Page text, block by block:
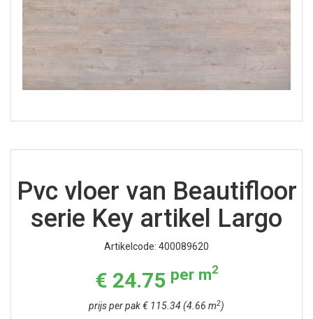
Pvc vloer van Beautifloor
serie Key artikel Largo
Artikelcode: 400089620
€ 24.75 per m2
prijs per pak € 115.34 (4.66 m2)